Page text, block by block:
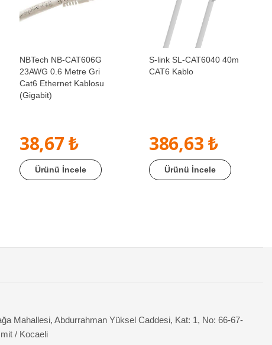
NBTech NB-CAT606G
23AWG 0.6 Metre Gri
Cat6 Ethernet Kablosu
(Gigabit)
38,67 ₺
Ürünü İncele
S-link SL-CAT6040 40m
CAT6 Kablo
386,63 ₺
Ürünü İncele
Mahallesi, Abdurrahman Yüksel Caddesi, Kat: 1, No: 66-67-
/ Kocaeli